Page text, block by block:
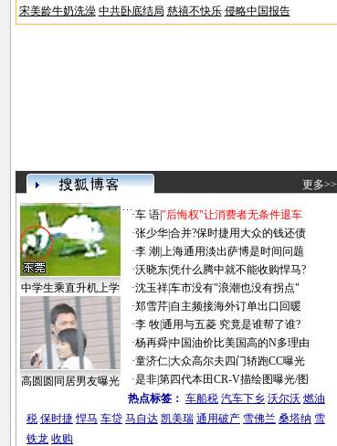
宋美龄牛奶洗澡 中共卧底结局 慈禧不快乐 侵略中国报告
更多>>
中学生乘直升机上学
高圆圆同居男友曝光
·车 语|"后悔权"让消费者无条件退车
·张少华|合并?保时捷用大众的钱还债
·李 潮 上海通用淡出萨博是时间问题
·沃晓东|凭什么腾中就不能收购悍马?
·沈玉祥|车市没有"浪潮也没有拐点"
·郑雪芹| 自主频接海外订单出口回暖
·李 牧|通用与五菱 究竟是谁帮了谁?
·杨再舜|中国油价比美国高的N多理由
·童济仁|大众高尔夫四门轿跑CC曝光
·是非|第四代本田CR-V描绘图曝光/图
热点标签： 车船税 汽车下乡 沃尔沃 燃油
税 保时捷 悍马 车贷 马自达 凯美瑞 通用破产 雪佛兰 桑塔纳 雪
铁龙 收购